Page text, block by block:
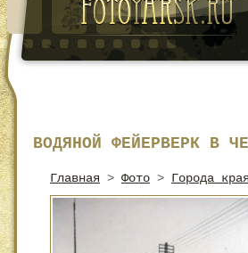
ВОДЯНОЙ ФЕЙЕРВЕРК В
Главная > Фото > Города края